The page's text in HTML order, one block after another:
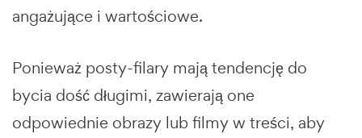
angażujące i wartościowe.
Ponieważ posty-filary mają tendencję do
bycia dość długimi, zawierają one
odpowiednie obrazy lub filmy w treści, aby